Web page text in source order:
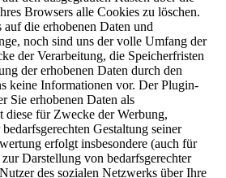
Browsers alle Cookies zu löschen.
die erhobenen Daten und
noch sind uns der volle Umfang der
der Verarbeitung, die Speicherfristen
der erhobenen Daten durch den
keine Informationen vor. Der Plugin-
Sie erhobenen Daten als
für Zwecke der Werbung,
Gestaltung seiner
erfolgt insbesondere (auch für
Darstellung von bedarfsgerechter
des sozialen Netzwerks über Ihre